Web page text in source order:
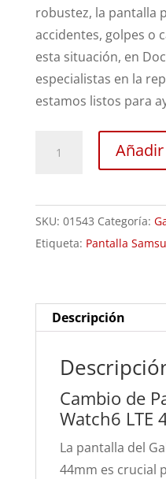
robustez, la pantalla
accidentes, golpes o
esta situación, en
especialistas en la
estamos listos para
Watch6
LTE
44mm
SKU: 01543 Categoría:
Etiqueta: Pantalla
Descripción
Cambio de
Watch6 LTE
La pantalla del
44mm es crucial